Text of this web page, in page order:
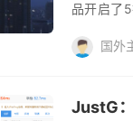
品开启了
国外
JustG